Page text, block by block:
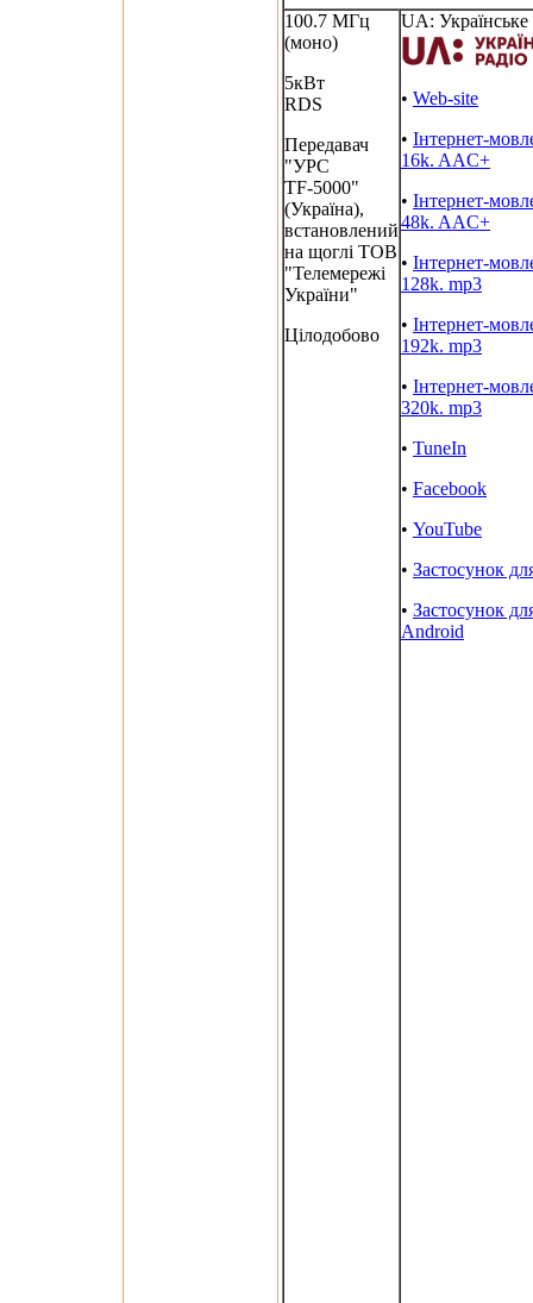
100.7 МГц
(моно)
5кВт
RDS
Передавач
"УРС
TF-5000"
(Україна),
встановлений
на щоглі ТОВ
"Телемережі
України"
Цілодобово
UA: Українське
• Web-site
• Інтернет-
16k. AAC+
• Інтернет-
48k. AAC+
• Інтернет-
128k. mp3
• Інтернет-
192k. mp3
• Інтернет-
320k. mp3
• TuneIn
• Facebook
• YouTube
• Застосунок
• Застосунок
Android